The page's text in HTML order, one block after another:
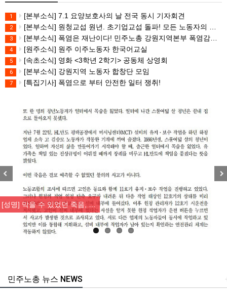
1 [본부소식] 7.1 요양보호사의 날 전국 동시 기자회견
2 [본부소식] 원청교섭 원년. 초기업교섭 돌파! 모든 노동자의 노동기본권 쟁취! 민주노총 7.15 총파업대회
3 [본부소식] 폭염은 재난이다! 민주노총 강원지역본부 폭염감시단 선포 기자회견
4 [원주소식] 원주 이주노동자 한국어교실
5 [속초소식] 영화 <3학년 2학기> 공동체 상영회
6 [본부소식] 강원지역 노동자 합창단 모임
7 [특집기사] 폭염으로 부터 안전한 일터 쟁취!
[성명] 막을 수 있었던 죽음, …
주노총 뉴스 NEWS